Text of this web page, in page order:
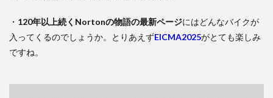
・ 120年以上続くNortonの物語の最新ページにはどんなバイクが
入ってくるのでしょうか。とりあえずEICMA2025がとても楽しみ
ですね。